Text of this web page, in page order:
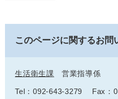
このページに関するお問
生活衛生課 営業指導係
Tel：092-643-3279
Fax：